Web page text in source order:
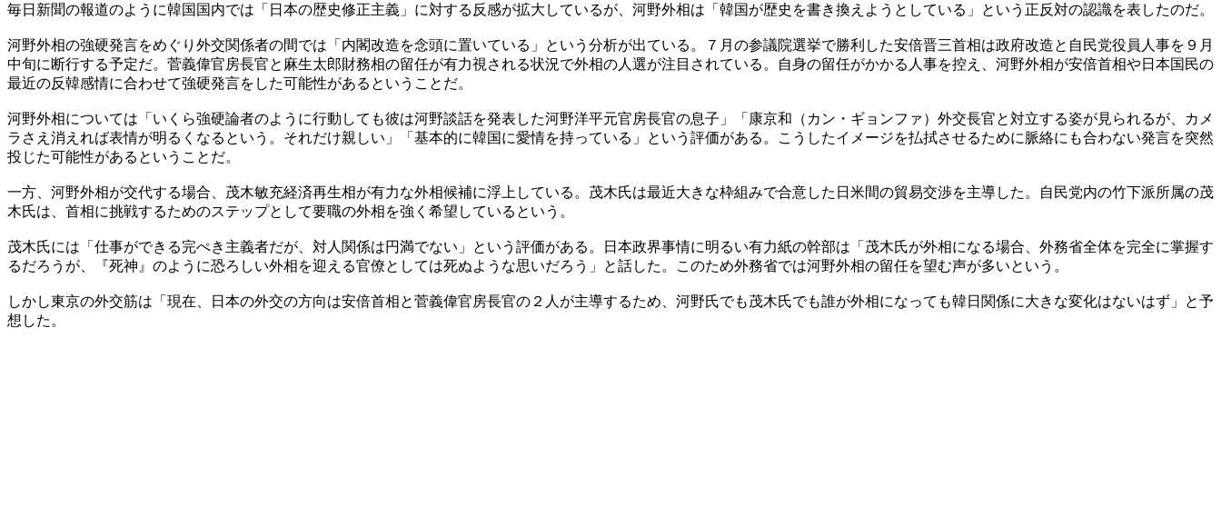
毎日新聞の報道のように韓国国内では「日本の歴史修正主義」に対する反感が拡大しているが、河野外相は「韓国が歴史を書き換えようとしている」という正反対の認識を表したのだ。
河野外相の強硬発言をめぐり外交関係者の間では「内閣改造を念頭に置いている」という分析が出ている。７月の参議院選挙で勝利した安倍晋三首相は政府改造と自民党役員人事を９月
中旬に断行する予定だ。菅義偉官房長官と麻生太郎財務相の留任が有力視される状況で外相の人選が注目されている。自身の留任がかかる人事を控え、河野外相が安倍首相や日本国民の
最近の反韓感情に合わせて強硬発言をした可能性があるということだ。
河野外相については「いくら強硬論者のように行動しても彼は河野談話を発表した河野洋平元官房長官の息子」「康京和（カン・ギョンファ）外交長官と対立する姿が見られるが、カメ
ラさえ消えれば表情が明るくなるという。それだけ親しい」「基本的に韓国に愛情を持っている」という評価がある。こうしたイメージを払拭させるために脈絡にも合わない発言を突然
投じた可能性があるということだ。
一方、河野外相が交代する場合、茂木敏充経済再生相が有力な外相候補に浮上している。茂木氏は最近大きな枠組みで合意した日米間の貿易交渉を主導した。自民党内の竹下派所属の茂
木氏は、首相に挑戦するためのステップとして要職の外相を強く希望しているという。
茂木氏には「仕事ができる完ぺき主義者だが、対人関係は円満でない」という評価がある。日本政界事情に明るい有力紙の幹部は「茂木氏が外相になる場合、外務省全体を完全に掌握す
るだろうが、『死神』のように恐ろしい外相を迎える官僚としては死ぬような思いだろう」と話した。このため外務省では河野外相の留任を望む声が多いという。
しかし東京の外交筋は「現在、日本の外交の方向は安倍首相と菅義偉官房長官の２人が主導するため、河野氏でも茂木氏でも誰が外相になっても韓日関係に大きな変化はないはず」と予
想した。